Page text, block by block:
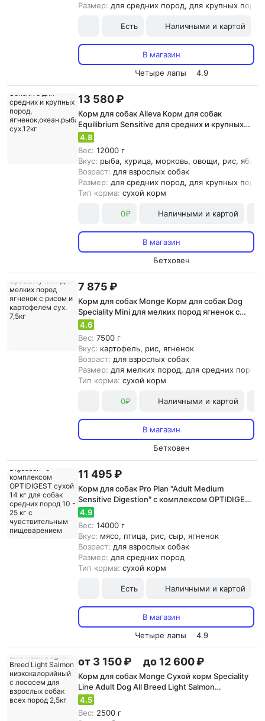
Размер: для средних пород, для крупных пород
Есть Наличными и картой
В магазин
Четыре лапы
4.9
13 580 ₽
Корм для собак Alleva Корм для собак
Equilibrium Sensitive для средних и крупных
пород, ягненок,океан.рыба сух.12кг
4.8
Вес: 12000 г
Вкус: рыба, курица, морковь, овощи, рис,
Возраст: для взрослых собак
Размер: для средних пород, для крупных пород
Тип корма: сухой корм
0₽ Наличными и картой
В магазин
Бетховен
7 875 ₽
Корм для собак Monge Корм для собак Dog
Speciality Mini для мелких пород ягненок с
рисом и картофелем сух. 7,5кг
4.6
Вес: 7500 г
Вкус: картофель, рис, ягненок
Возраст: для взрослых собак
Размер: для мелких пород, для средних
Тип корма: сухой корм
0₽ Наличными и картой
В магазин
Бетховен
11 495 ₽
Корм для собак Pro Plan "Adult Medium
Sensitive Digestion" с комплексом OPTIDIGEST
сухой 14 кг для собак cредних пород 10 - 25 кг
с чувствительным пищеварением Ягненок
4.9
Вес: 14000 г
Вкус: мясо, птица, рис, сыр, ягненок
Возраст: для взрослых собак
Размер: для средних пород
Тип корма: сухой корм
Есть Наличными и картой
В магазин
Четыре лапы
4.9
от 3 150 ₽ до 12 600 ₽
Корм для собак Monge Сухой корм Speciality
Line Adult Dog All Breed Light Salmon
низкокалорийный с лососем для взрослых
собак всех пород 2,5кг
4.5
Вес: 2500 г